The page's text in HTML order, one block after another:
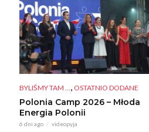
BYLIŚMY TAM ..., OSTATNIO DODANE
Polonia Camp 2026 – Młoda
Energia Polonii
6 dni ago videopyja